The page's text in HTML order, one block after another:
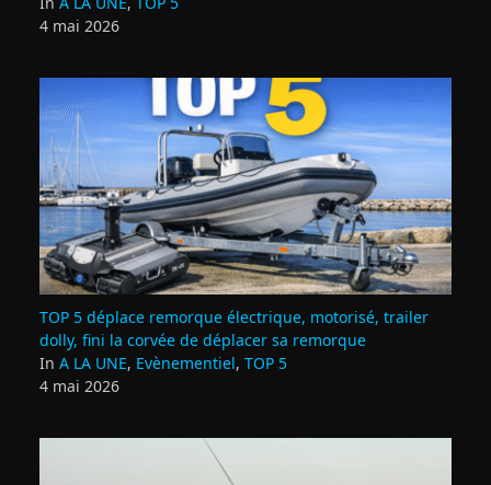
4 mai 2026
TOP 5 déplace remorque électrique, motorisé, trailer
dolly, fini la corvée de déplacer sa remorque
In A LA UNE, Evènementiel, TOP 5
4 mai 2026